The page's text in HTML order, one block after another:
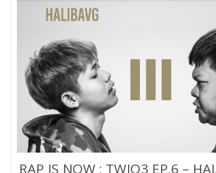
RAP IS NOW : TWIO3 EP.6 –